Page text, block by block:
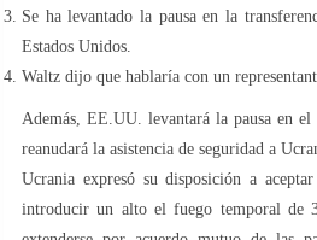
Se ha levantado la pausa en la
Estados Unidos.
Waltz dijo que hablaría con un
Además, EE.UU. levantará la pausa en
reanudará la asistencia de seguridad a
Ucrania expresó su disposición a
introducir un alto el fuego temporal de